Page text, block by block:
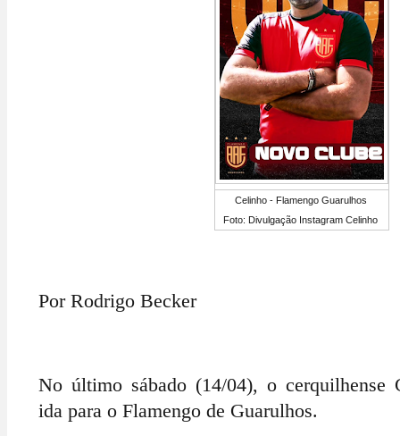
Celinho - Flamengo Guarulhos
Foto: Divulgação Instagram Celinho
Por Rodrigo Becker
No último sábado (14/04), o cerquilhense
ida para o Flamengo de Guarulhos.